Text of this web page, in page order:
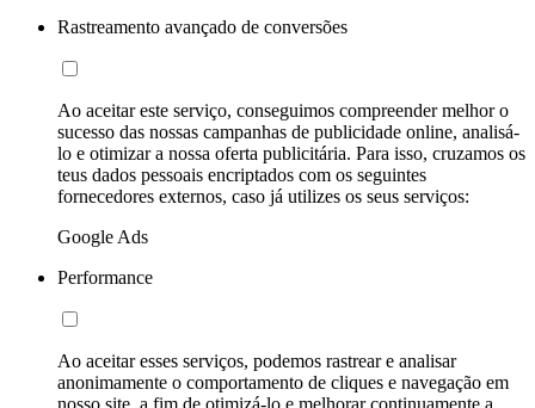
Rastreamento avançado de conversões
Ao aceitar este serviço, conseguimos compreender melhor o
sucesso das nossas campanhas de publicidade online, analisá-
lo e otimizar a nossa oferta publicitária. Para isso, cruzamos os
teus dados pessoais encriptados com os seguintes
fornecedores externos, caso já utilizes os seus serviços:
Google Ads
Performance
Ao aceitar esses serviços, podemos rastrear e analisar
anonimamente o comportamento de cliques e navegação em
nosso site, a fim de otimizá-lo e melhorar continuamente a